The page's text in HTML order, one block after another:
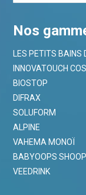
Nos
LES PETITS BAINS
INNOVATOUCH
BIOSTOP
DIFRAX
SOLUFORM
ALPINE
VAHEMA MONOÏ
BABYOOPS
VEEDRINK